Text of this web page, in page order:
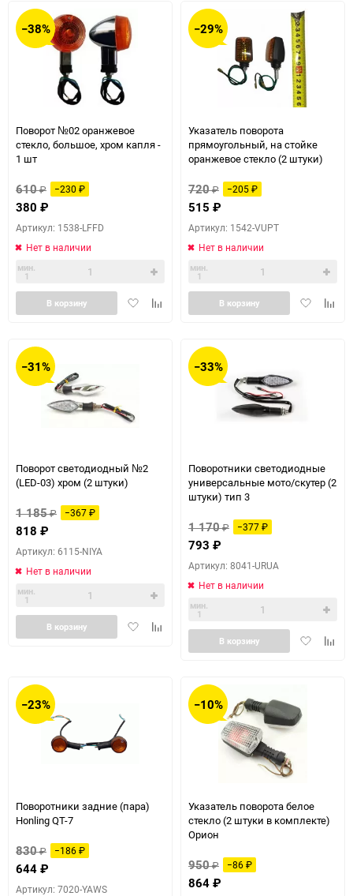
−38%
Поворот №02 оранжевое
стекло, большое, хром капля -
1 шт
610₽ −230 ₽
380 ₽
Артикул: 1538-LFFD
Нет в наличии
мин.
1
ДобавитьДобавить
В корзину
−29%
Указатель поворота
прямоугольный, на стойке
оранжевое стекло (2 штуки)
720₽ −205₽
515 ₽
Артикул: 1542-VUPT
Нет в наличии
мин.
1
Добавить
В корзину
−31%
Поворот светодиодный №2
(LED-03) хром (2 штуки)
1 185₽ −367₽
818 ₽
Артикул: 6115-NIYA
Нет в наличии
мин.
1
ДобавитьДобавить
сравнению
В корзину
−33%
Поворотники светодиодные
универсальные мото/скутер (2
штуки) тип 3
1 170₽ −377₽
793 ₽
Артикул: 8041-URUA
Нет в наличии
мин.
1
Добавить
В корзину
−23%
Поворотники задние (пара)
Honling QT-7
830₽ −186₽
644 ₽
Артикул: 7020-YAWS
−10%
Указатель поворота белое
стекло (2 штуки в комплекте)
Орион
950₽ −86₽
864 ₽